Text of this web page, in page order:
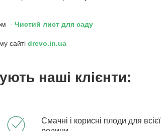
- Чистий лист для саду
сайті drevo.in.ua
наші клієнти:
Смачні і корисні плоди для всієї